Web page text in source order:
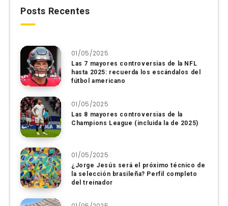
Posts Recentes
01/05/2025
Las 7 mayores controversias de la NFL
hasta 2025: recuerda los escándalos del
fútbol americano
01/05/2025
Las 8 mayores controversias de la
Champions League (incluida la de 2025)
01/05/2025
¿Jorge Jesús será el próximo técnico de
la selección brasileña? Perfil completo
del treinador